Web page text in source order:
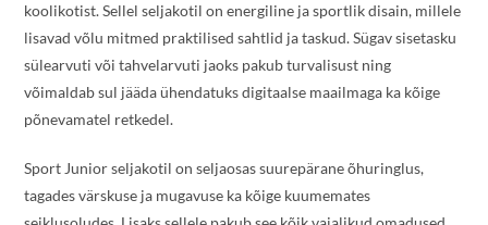
koolikotist. Sellel seljakotil on energiline ja sportlik disain, millele
lisavad võlu mitmed praktilised sahtlid ja taskud. Sügav sisetasku
sülearvuti või tahvelarvuti jaoks pakub turvalisust ning
võimaldab sul jääda ühendatuks digitaalse maailmaga ka kõige
põnevamatel retkedel.
Sport Junior seljakotil on seljaosas suurepärane õhuringlus,
tagades värskuse ja mugavuse ka kõige kuumemates